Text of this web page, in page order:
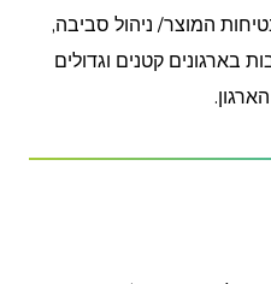
המוצר/ ניהול סביבה,
בארגונים קטנים וגדולים